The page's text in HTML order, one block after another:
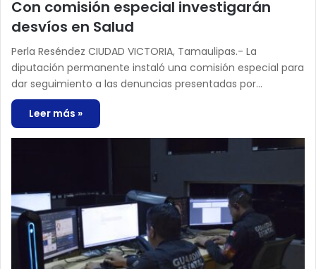
Con comisión especial investigarán
desvíos en Salud
Perla Reséndez CIUDAD VICTORIA, Tamaulipas.- La
diputación permanente instaló una comisión especial para
dar seguimiento a las denuncias presentadas por…
Leer más »